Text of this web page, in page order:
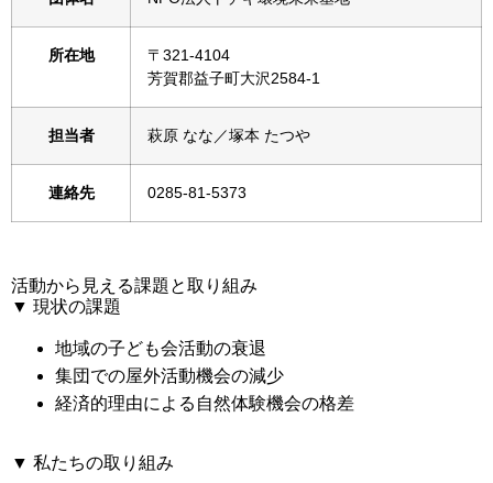
所在地
〒321-4104
芳賀郡益子町大沢2584-1
担当者 萩原 なな／塚本 たつや
連絡先 0285-81-5373
活動から見える課題と取り組み
▼ 現状の課題
地域の子ども会活動の衰退
集団での屋外活動機会の減少
経済的理由による自然体験機会の格差
▼ 私たちの取り組み